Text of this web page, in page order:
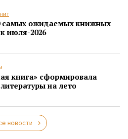
ожидаемых книжных
июля-2026
книга» сформировала
на лето
новости